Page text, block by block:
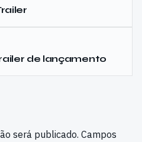
de lançamento
será publicado. Campos